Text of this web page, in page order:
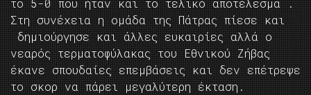
το 5-0 που ήταν και το τελικό αποτέλεσμα .
Στη συνέχεια η ομάδα της Πάτρας πίεσε και
δημιούργησε και άλλες ευκαιρίες αλλά ο
νεαρός τερματοφύλακας του Εθνικού Ζήβας
έκανε σπουδαίες επεμβάσεις και δεν επέτρεψε
το σκορ να πάρει μεγαλύτερη έκταση.